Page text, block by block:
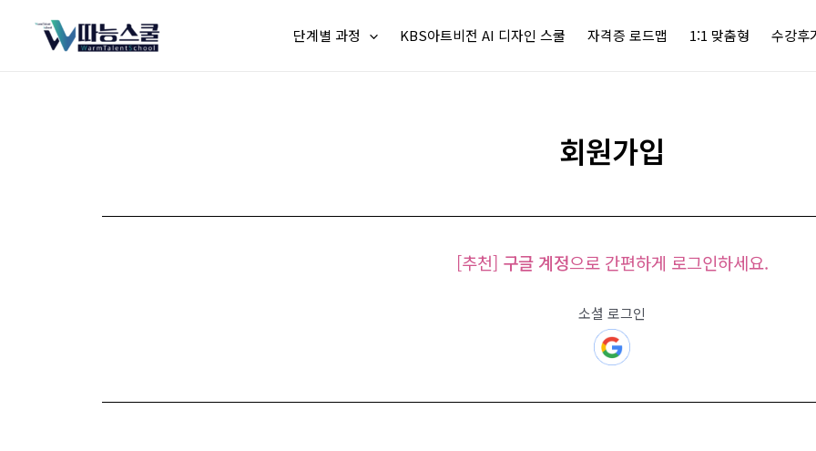
단계별 과정 KBS아트비전 AI 디자인 스쿨 자격증 로드맵 1:1 맞춤형 수강후
회원가입
[추천] 구글 계정으로 간편하게 로그인하세요.
소셜 로그인